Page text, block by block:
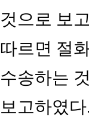
것으로 보
따르면 절
수송하는
보고하였